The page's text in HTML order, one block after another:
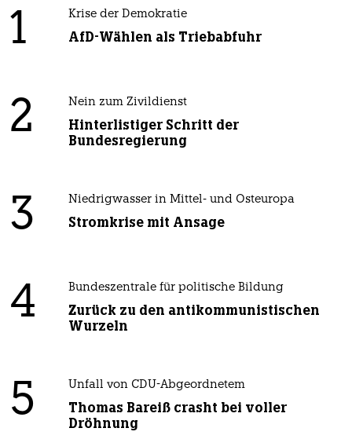
1 Krise der Demokratie
AfD-Wählen als Triebabfuhr
2 Nein zum Zivildienst
Hinterlistiger Schritt der
Bundesregierung
3 Niedrigwasser in Mittel- und Osteuropa
Stromkrise mit Ansage
4 Bundeszentrale für politische Bildung
Zurück zu den antikommunistischen
Wurzeln
5 Unfall von CDU-Abgeordnetem
Thomas Bareiß crasht bei voller
Dröhnung